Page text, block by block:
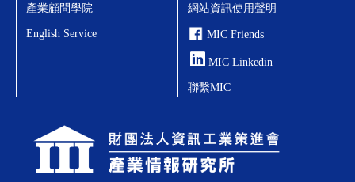
產業顧問學院
English Service
網站資訊使用聲明
MIC Friends
MIC Linkedin
聯繫MIC